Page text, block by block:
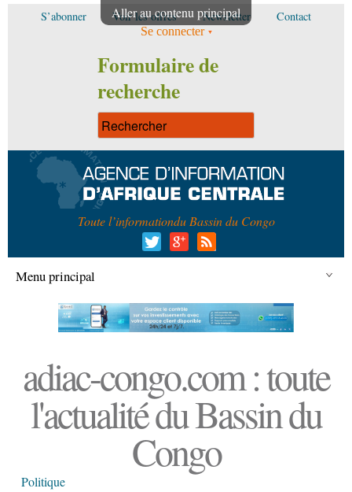
Aller au contenu principal
S’abonner Voir les offres Newsletter Contact
Se connecter
Formulaire de
recherche
Toute l’informationdu Bassin du Congo
Menu principal
adiac-congo.com : toute
l'actualité du Bassin du
Congo
Politique